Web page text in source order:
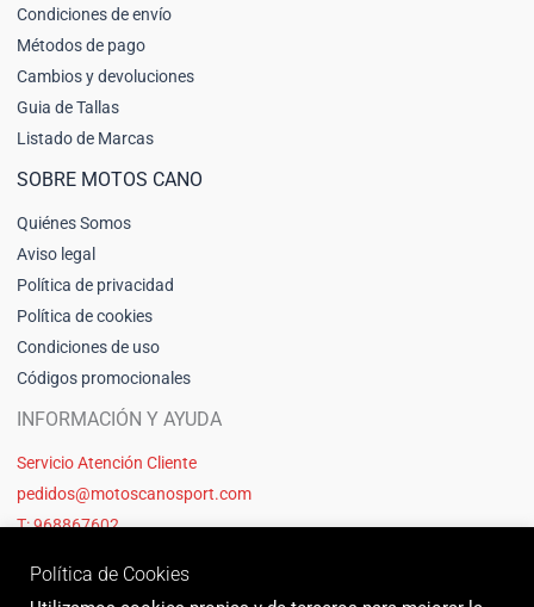
Condiciones de envío
Métodos de pago
Cambios y devoluciones
Guia de Tallas
Listado de Marcas
SOBRE MOTOS CANO
Quiénes Somos
Aviso legal
Política de privacidad
Política de cookies
Condiciones de uso
Códigos promocionales
INFORMACIÓN Y AYUDA
Servicio Atención Cliente
pedidos@motoscanosport.com
T: 968867602
Política de Cookies